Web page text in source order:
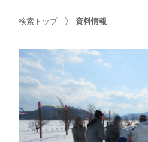
検索トップ 資料情報